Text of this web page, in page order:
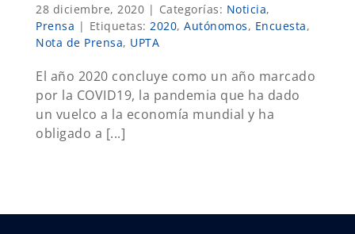
28 diciembre, 2020 | Categorías: Noticia,
Prensa | Etiquetas: 2020, Autónomos, Encuesta,
Nota de Prensa, UPTA
El año 2020 concluye como un año marcado
por la COVID19, la pandemia que ha dado
un vuelco a la economía mundial y ha
obligado a [...]